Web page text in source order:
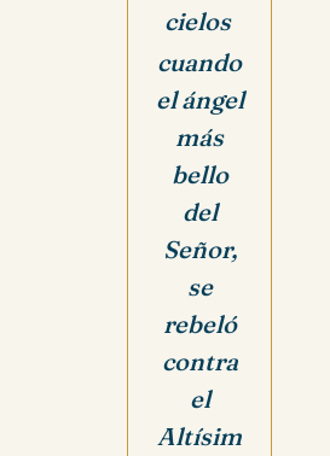
cielos
cuando
el ángel
más
bello
del
Señor,
se
rebeló
contra
el
Altísim